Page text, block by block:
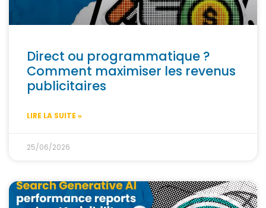
Direct ou programmatique ?
Comment maximiser les revenus
publicitaires
LIRE LA SUITE »
25/06/2026